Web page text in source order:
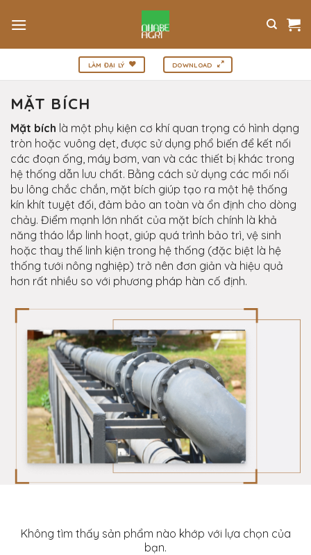
qua
nội
dung
LÀM ĐẠI LÝ DOWNLOAD
MẶT BÍCH
Mặt bích là một phụ kiện cơ khí quan trọng có hình dạng
tròn hoặc vuông dẹt, được sử dụng phổ biến để kết nối
các đoạn ống, máy bơm, van và các thiết bị khác trong
hệ thống dẫn lưu chất. Bằng cách sử dụng các mối nối
bu lông chắc chắn, mặt bích giúp tạo ra một hệ thống
kín khít tuyệt đối, đảm bảo an toàn và ổn định cho dòng
chảy. Điểm mạnh lớn nhất của mặt bích chính là khả
năng tháo lắp linh hoạt, giúp quá trình bảo trì, vệ sinh
hoặc thay thế linh kiện trong hệ thống (đặc biệt là hệ
thống tưới nông nghiệp) trở nên đơn giản và hiệu quả
hơn rất nhiều so với phương pháp hàn cố định.
Không tìm thấy sản phẩm nào khớp với lựa chọn của
bạn.